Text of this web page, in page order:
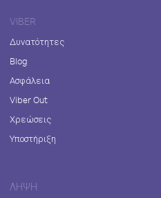
VIBER
Δυνατότητες
Blog
Ασφάλεια
Viber Out
Χρεώσεις
Υποστήριξη
ΛΉΨΗ